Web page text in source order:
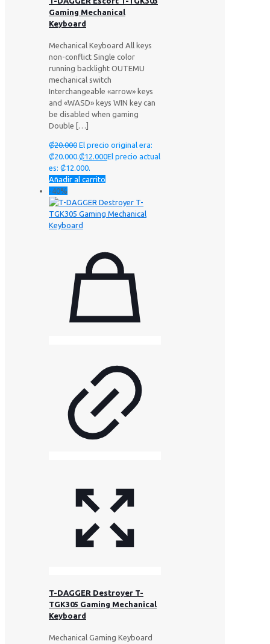
Gaming Mechanical
Keyboard
Mechanical Keyboard All keys
non-conflict Single color
running backlight OUTEMU
mechanical switch
Interchangeable «arrow» keys
and «WASD» keys WIN key can
be disabled when gaming
Double […]
₡20.000 El precio original era:
₡20.000.₡12.000El precio actual
es: ₡12.000.
Añadir al carrito
-40%
T-DAGGER Destroyer T-
TGK305 Gaming Mechanical
Keyboard
Mechanical Gaming Keyboard